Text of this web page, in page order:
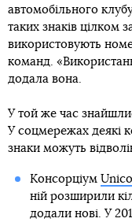
автомобільного
таких знаків цілком
використовують
команд.
додала вона.
У той же час
У соцмережах деякі
знаки можуть
Консорціум
ній розширили
додали нові. У